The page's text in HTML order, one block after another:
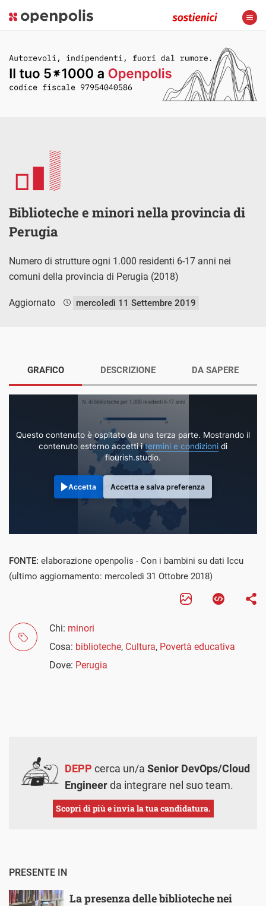
Biblioteche e minori nella provincia di
Perugia
Numero di strutture ogni 1.000 residenti 6-17 anni nei
comuni della provincia di Perugia (2018)
Aggiornato mercoledì 11 Settembre 2019
GRAFICO
Questo contenuto è ospitato da una terza parte. Mostrando il
contenuto esterno accetti itermini e condizioni di
flourish.studio.
Accetta Accetta e salva preferenza
DESCRIZIONE DA SAPERE
FONTE: elaborazione openpolis - Con i bambini su dati Iccu
(ultimo aggiornamento: mercoledì 31 Ottobre 2018)
Chi: minori
Cosa: biblioteche, Cultura, Povertà educativa
Dove: Perugia
DEPP cerca un/a Senior DevOps/Cloud
Engineerda integrare nel suo team.
Scopri di più e invia la tua candidatura.
PRESENTE IN
La presenza delle biblioteche nei